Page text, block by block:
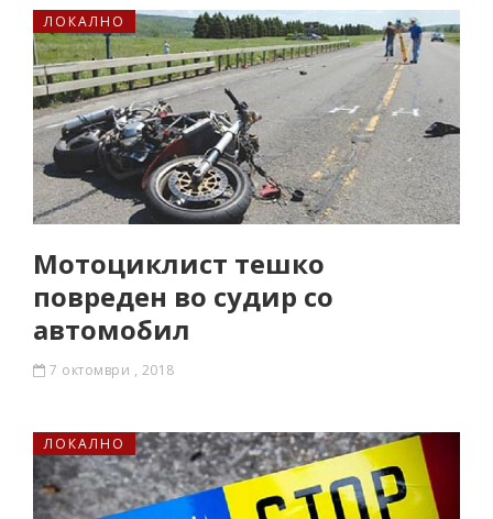
ЛОКАЛНО
Мотоциклист тешко
повреден во судир со
автомобил
7 октомври , 2018
ЛОКАЛНО